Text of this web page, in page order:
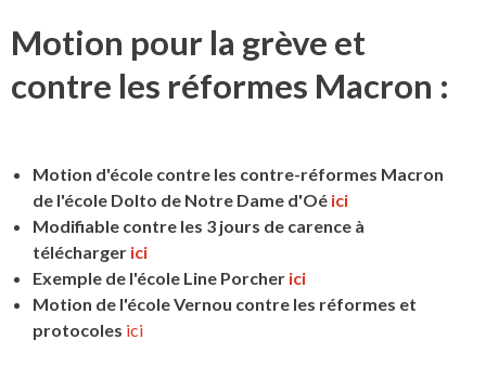
Motion pour la grève et
contre les réformes Macron :
Motion d'école contre les contre-réformes Macron
de l'école Dolto de Notre Dame d'Oé ici
Modifiable contre les 3 jours de carence à
télécharger ici
Exemple de l'école Line Porcher ici
Motion de l'école Vernou contre les réformes et
protocoles ici